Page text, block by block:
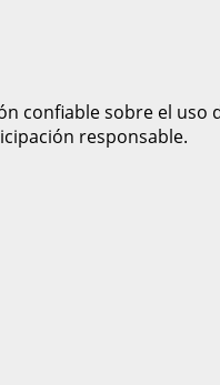
confiable sobre el uso
responsable.